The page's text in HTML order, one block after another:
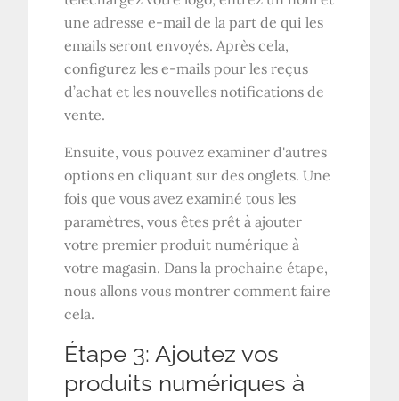
une adresse e-mail de la part de qui les
emails seront envoyés. Après cela,
configurez les e-mails pour les reçus
d’achat et les nouvelles notifications de
vente.
Ensuite, vous pouvez examiner d'autres
options en cliquant sur des onglets. Une
fois que vous avez examiné tous les
paramètres, vous êtes prêt à ajouter
votre premier produit numérique à
votre magasin. Dans la prochaine étape,
nous allons vous montrer comment faire
cela.
Étape 3: Ajoutez vos
produits numériques à